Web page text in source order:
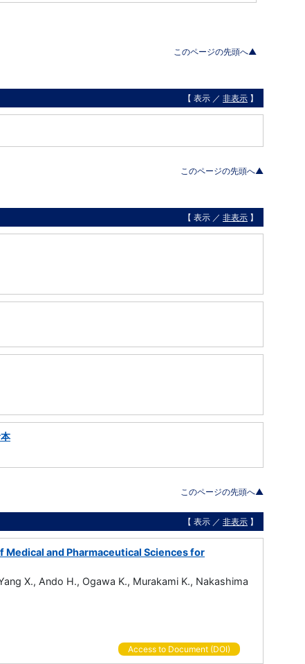
このページの先頭へ▲
【 表示 ／ 非表示 】
このページの先頭へ▲
【 表示 ／ 非表示 】
このページの先頭へ▲
【 表示 ／ 非表示 】
and Pharmaceutical Sciences for
X., Ando H., Ogawa K., Murakami K., Nakashima
Access to Document (DOI)